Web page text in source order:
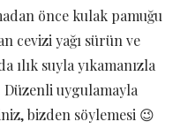
önce kulak pamuğu
cevizi yağı sürün ve
ılık suyla yıkamanızla
Düzenli uygulamayla
bizden söylemesi 😉